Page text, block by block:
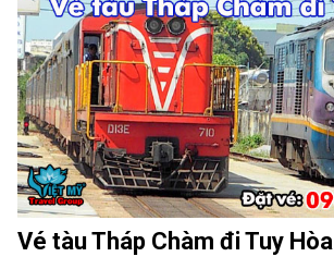
Vé tàu Tháp Chàm đi Tuy Hòa